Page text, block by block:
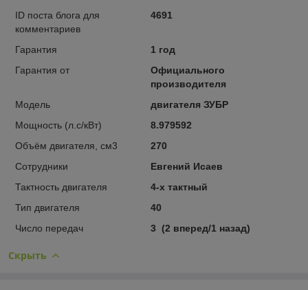
ID поста блога для
комментариев
4691
Гарантия
1 год
Гарантия от
Официального
производителя
Модель
двигателя ЗУБР
Мощность (л.с/кВт)
8.979592
Объём двигателя, см3
270
Сотрудники
Евгений Исаев
Тактность двигателя
4-х тактный
Тип двигателя
40
Число передач
3 (2 впе­ред/1 на­зад)
Скрыть